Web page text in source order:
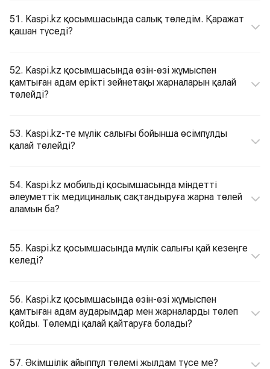
51. Kaspi.kz қосымшасында салық төледім. Қаражат
қашан түседі?
52. Kaspi.kz қосымшасында өзін-өзі жұмыспен
қамтыған адам ерікті зейнетақы жарналарын қалай
төлейді?
53. Kaspi.kz-те мүлік салығы бойынша өсімпұлды
қалай төлейді?
54. Kaspi.kz мобильді қосымшасында міндетті
әлеуметтік медициналық сақтандыруға жарна төлей
аламын ба?
55. Kaspi.kz қосымшасында мүлік салығы қай кезеңге
келеді?
56. Kaspi.kz қосымшасында өзін-өзі жұмыспен
қамтыған адам аударымдар мен жарналарды төлеп
қойды. Төлемді қалай қайтаруға болады?
57. Әкімшілік айыппұл төлемі жылдам түсе ме?